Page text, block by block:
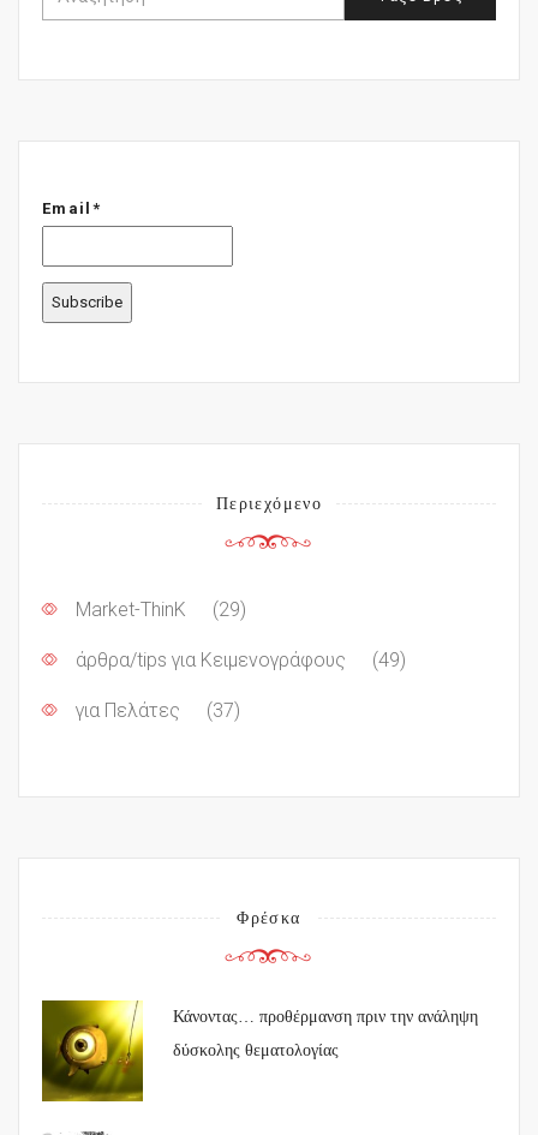
Email*
Περιεχόμενο
Market-ThinK (29)
άρθρα/tips για Κειμενογράφους (49)
για Πελάτες (37)
Φρέσκα
Κάνοντας… προθέρμανση πριν την ανάληψη
δύσκολης θεματολογίας